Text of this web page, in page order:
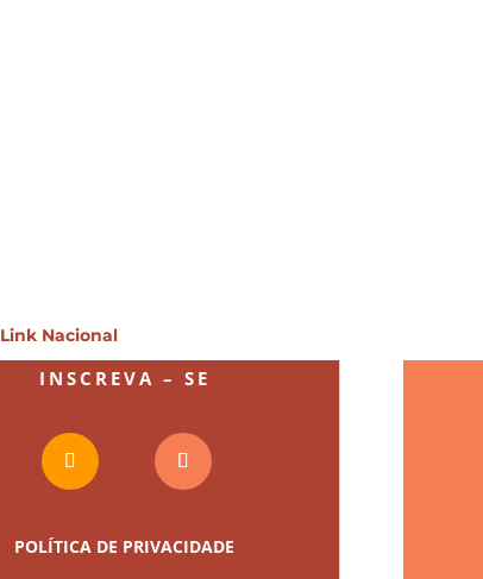
Link Nacional
INSCREVA – SE
POLÍTICA DE PRIVACIDADE